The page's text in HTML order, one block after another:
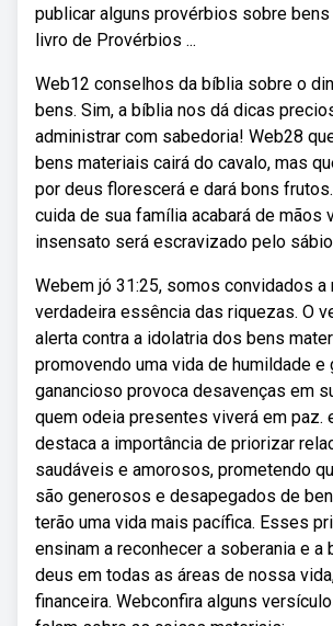
publicar alguns provérbios sobre bens
livro de Provérbios ...
Web12 conselhos da bíblia sobre o
bens. Sim, a bíblia nos dá dicas
administrar com sabedoria! Web28
bens materiais cairá do cavalo, mas
por deus florescerá e dará bons
cuida de sua família acabará de mãos
insensato será escravizado pelo
Webem jó 31:25, somos convidados
verdadeira essência das riquezas. O
alerta contra a idolatria dos bens
promovendo uma vida de humildade e
ganancioso provoca desavenças em
quem odeia presentes viverá em paz.
destaca a importância de priorizar
saudáveis e amorosos, prometendo
são generosos e desapegados de
terão uma vida mais pacífica. Esses
ensinam a reconhecer a soberania e a
deus em todas as áreas de nossa
financeira. Webconfira alguns